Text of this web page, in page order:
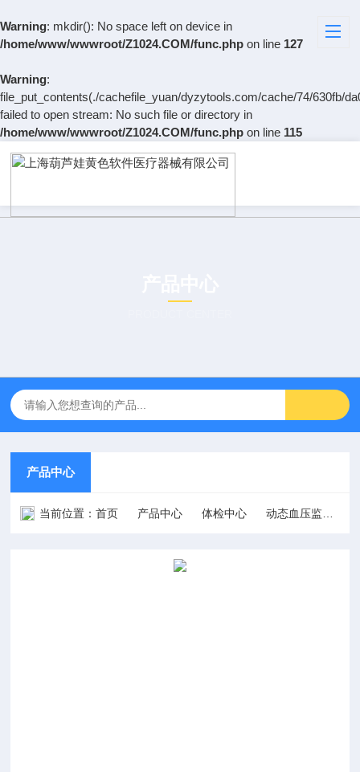
Warning: mkdir(): No space left on device in
/home/www/wwwroot/Z1024.COM/func.php on line 127
Warning:
file_put_contents(./cachefile_yuan/dyzytools.com/cache/74/630fb/
failed to open stream: No such file or directory in
/home/www/wwwroot/Z1024.COM/func.php on line 115
产品中心
当前位置：首页 产品中心 体检中心 动态血压监护仪